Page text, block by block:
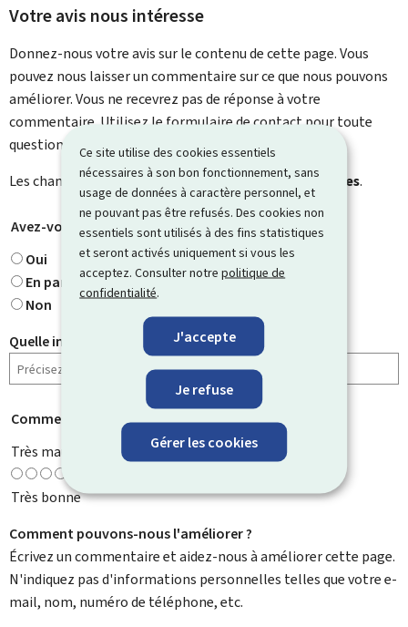
Ce site utilise des cookies essentiels
nécessaires à son bon fonctionnement, sans
usage de données à caractère personnel, et
ne pouvant pas être refusés. Des cookies non
essentiels sont utilisés à des fins statistiques
et seront activés uniquement si vous les
acceptez. Consulter notrepolitique de
confidentialité.
J'accepte
Je refuse
Gérer les cookies
Votre avis nous intéresse
Donnez-nous votre avis sur le contenu de cette page. Vous
pouvez nous laisser un commentaire sur ce que nous pouvons
améliorer. Vous ne recevrez pas de réponse à votre
commentaire. Utilisez le formulaire de contact pour toute
question particulière.
Les champs marqués d’une étoile ( * ) sontobligatoires.
Avez-vous trouvé ce que vous cherchiez ? *
Oui
En partie
Non
Quelle information cherchiez-vous ?
Comment évaluez-vous cette page ? *
Très mauvaise
Très bonne
Comment pouvons-nous l'améliorer ?
Écrivez un commentaire et aidez-nous à améliorer cette page.
N'indiquez pas d'informations personnelles telles que votre e-
mail, nom, numéro de téléphone, etc.